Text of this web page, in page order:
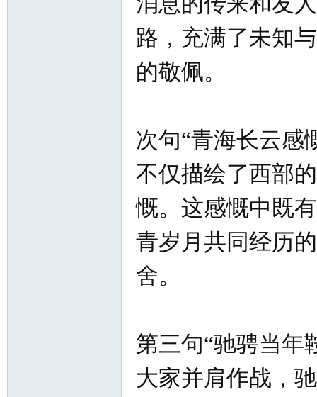
路，充满了未知
的敬佩。
次句“青海长云感
不仅描绘了西部
慨。这感慨中既
青岁月共同经历
舍。
第三句“驰骋当年
大家并肩作战，